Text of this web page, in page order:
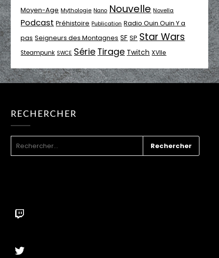
Moyen-Age Mythologie Nano Nouvelle Novella
Podcast Préhistoire Publication Radio Ouin Ouin Y a
pas Seigneurs des Montagnes SF SP Star Wars
Steampunk SWCE Série Tirage Twitch XVIIe
RECHERCHER
Twitch
Twitter